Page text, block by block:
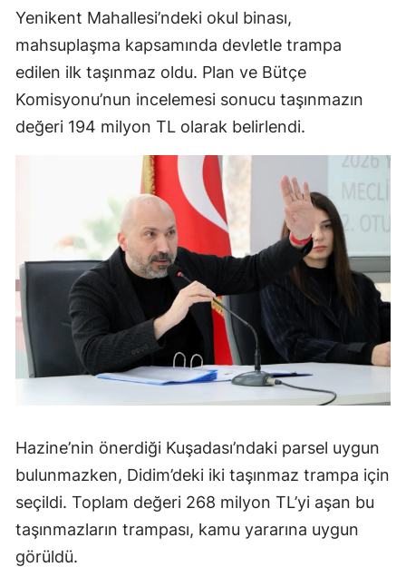
Yenikent Mahallesi’ndeki okul binası,
mahsuplaşma kapsamında devletle trampa
edilen ilk taşınmaz oldu. Plan ve Bütçe
Komisyonu’nun incelemesi sonucu taşınmazın
değeri 194 milyon TL olarak belirlendi.
Hazine’nin önerdiği Kuşadası’ndaki parsel uygun
bulunmazken, Didim’deki iki taşınmaz trampa için
seçildi. Toplam değeri 268 milyon TL’yi aşan bu
taşınmazların trampası, kamu yararına uygun
görüldü.